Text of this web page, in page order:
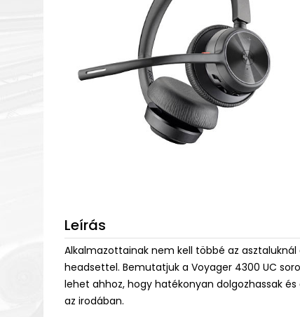
Leírás
Alkalmazottainak nem kell többé az
headsettel. Bemutatjuk a Voyager 4300 UC
lehet ahhoz, hogy hatékonyan dolgozhassak
az irodában.